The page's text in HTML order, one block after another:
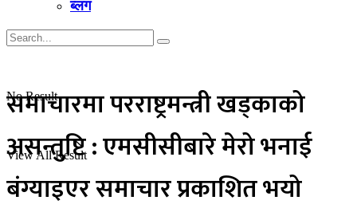
ब्लग
No Result
View All Result
समाचारमा परराष्ट्रमन्त्री खड्काको
असन्तुष्टि : एमसीसीबारे मेरो भनाई
बंग्याइएर समाचार प्रकाशित भयो